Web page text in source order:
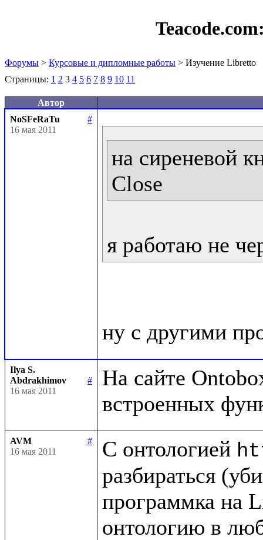
Форумы > Курсовые и дипломные работы > Изучение Libretto
Страницы: 1 2 3 4 5 6 7 8 9 10 11
Автор
NoSFeRaTu
#
16 мая 2011
на сиреневой
Close
я работаю не
Ilya S.
Abdrakhimov
#
16 мая 2011
На сайте
AVM
#
16 мая 2011
С онтологией
разбираться
программка на
онтологию в